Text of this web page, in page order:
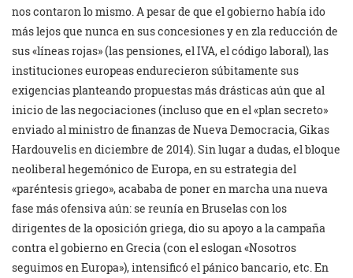
nos contaron lo mismo. A pesar de que el gobierno había ido
más lejos que nunca en sus concesiones y en zla reducción de
sus «líneas rojas» (las pensiones, el IVA, el código laboral), las
instituciones europeas endurecieron súbitamente sus
exigencias planteando propuestas más drásticas aún que al
inicio de las negociaciones (incluso que en el «plan secreto»
enviado al ministro de finanzas de Nueva Democracia, Gikas
Hardouvelis en diciembre de 2014). Sin lugar a dudas, el bloque
neoliberal hegemónico de Europa, en su estrategia del
«paréntesis griego», acababa de poner en marcha una nueva
fase más ofensiva aún: se reunía en Bruselas con los
dirigentes de la oposición griega, dio su apoyo a la campaña
contra el gobierno en Grecia (con el eslogan «Nosotros
seguimos en Europa»), intensificó el pánico bancario, etc. En